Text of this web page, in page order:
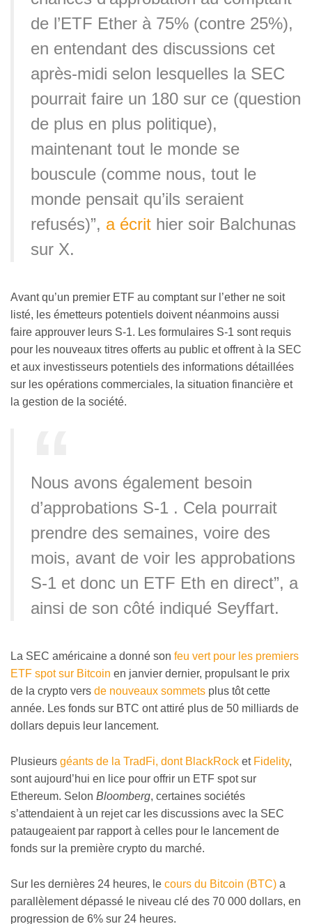
de l’ETF Ether à 75% (contre 25%),
en entendant des discussions cet
après-midi selon lesquelles la SEC
pourrait faire un 180 sur ce (question
de plus en plus politique),
maintenant tout le monde se
bouscule (comme nous, tout le
monde pensait qu’ils seraient
refusés)”, a écrit hier soir Balchunas
sur X.
Avant qu’un premier ETF au comptant sur l’ether ne soit
listé, les émetteurs potentiels doivent néanmoins aussi
faire approuver leurs S-1. Les formulaires S-1 sont requis
pour les nouveaux titres offerts au public et offrent à la SEC
et aux investisseurs potentiels des informations détaillées
sur les opérations commerciales, la situation financière et
la gestion de la société.
Nous avons également besoin
d’approbations S-1 . Cela pourrait
prendre des semaines, voire des
mois, avant de voir les approbations
S-1 et donc un ETF Eth en direct”, a
ainsi de son côté indiqué Seyffart.
La SEC américaine a donné son feu vert pour les premiers
ETF spot sur Bitcoin en janvier dernier, propulsant le prix
de la crypto vers de nouveaux sommets plus tôt cette
année. Les fonds sur BTC ont attiré plus de 50 milliards de
dollars depuis leur lancement.
Plusieurs géants de la TradFi, dont BlackRock et Fidelity,
sont aujourd’hui en lice pour offrir un ETF spot sur
Ethereum. Selon Bloomberg, certaines sociétés
s’attendaient à un rejet car les discussions avec la SEC
pataugeaient par rapport à celles pour le lancement de
fonds sur la première crypto du marché.
Sur les dernières 24 heures, le cours du Bitcoin (BTC) a
parallèlement dépassé le niveau clé des 70 000 dollars, en
progression de 6% sur 24 heures.